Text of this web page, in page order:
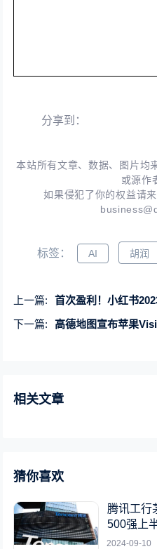
分享到：
本站所有文章、数据、图片均
或源作
如果侵犯了你的权益请
标签： AI 胡润
上一篇:
首次盈利！小红书2023
下一篇:
高德地图宣布苹果Vision
相关文章
猜你喜欢
腾讯工行
500强上
2024-09-10